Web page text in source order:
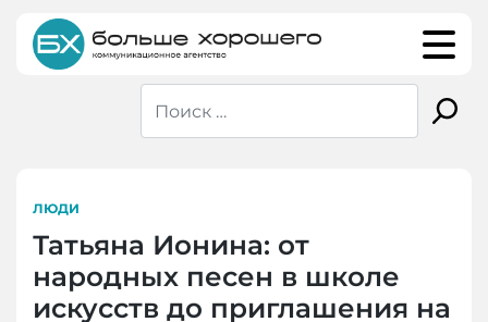
content
ЛЮДИ
Татьяна Ионина: от
народных песен в школе
искусств до приглашения на